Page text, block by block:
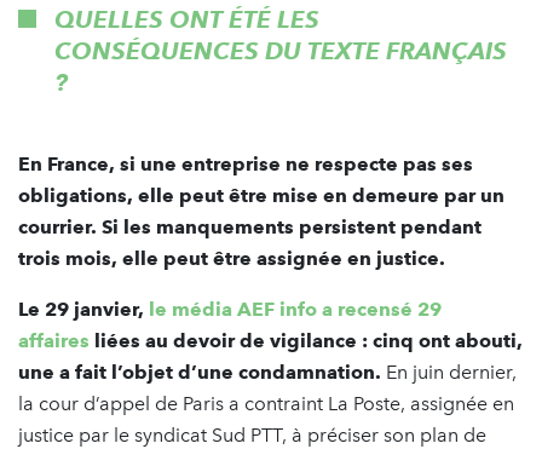
QUELLES ONT ÉTÉ LES
CONSÉQUENCES DU TEXTE FRANÇAIS
?
En France, si une entreprise ne respecte pas ses
obligations, elle peut être mise en demeure par un
courrier. Si les manquements persistent pendant
trois mois, elle peut être assignée en justice.
Le 29 janvier, le média AEF info a recensé 29
affaires liées au devoir de vigilance : cinq ont abouti,
une a fait l’objet d’une condamnation. En juin dernier,
la cour d’appel de Paris a contraint La Poste, assignée en
justice par le syndicat Sud PTT, à préciser son plan de